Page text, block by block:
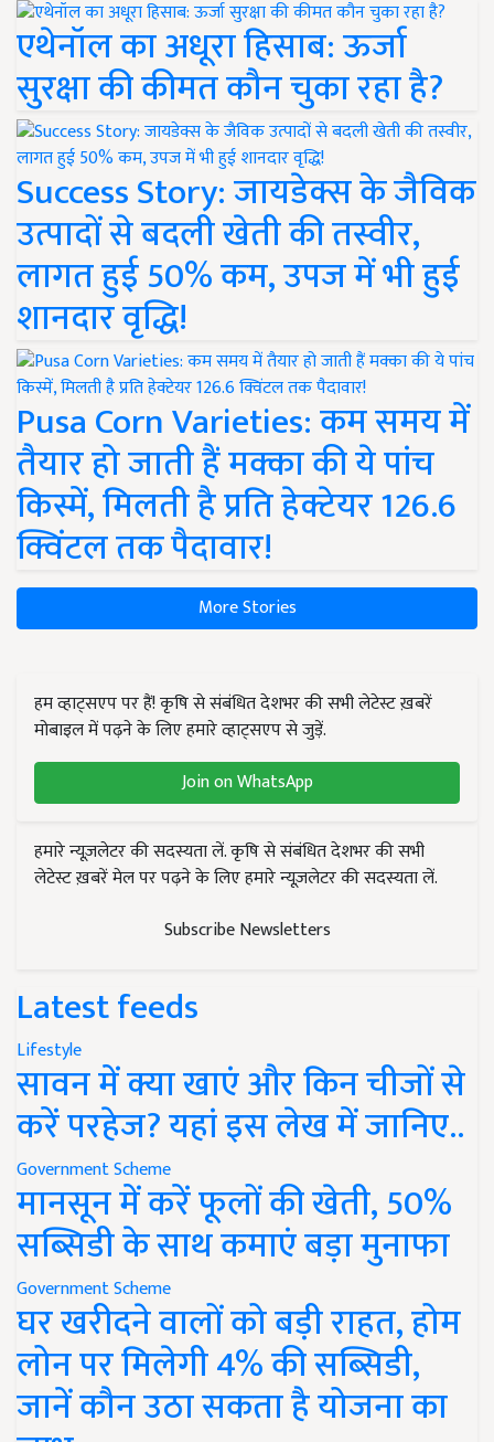
एथेनॉल का अधूरा हिसाब: ऊर्जा
सुरक्षा की कीमत कौन चुका रहा है?
Success Story: जायडेक्स के जैविक
उत्पादों से बदली खेती की तस्वीर,
लागत हुई 50% कम, उपज में भी हुई
शानदार वृद्धि!
Pusa Corn Varieties: कम समय में
तैयार हो जाती हैं मक्का की ये पांच
किस्में, मिलती है प्रति हेक्टेयर 126.6
क्विंटल तक पैदावार!
More Stories
हम व्हाट्सएप पर हैं! कृषि से संबंधित देशभर की सभी लेटेस्ट ख़बरें
मोबाइल में पढ़ने के लिए हमारे व्हाट्सएप से जुड़ें.
Join on WhatsApp
हमारे न्यूज़लेटर की सदस्यता लें. कृषि से संबंधित देशभर की सभी
लेटेस्ट ख़बरें मेल पर पढ़ने के लिए हमारे न्यूज़लेटर की सदस्यता लें.
Subscribe Newsletters
Latest feeds
Lifestyle
सावन में क्या खाएं और किन चीजों से
करें परहेज? यहां इस लेख में जानिए..
Government Scheme
मानसून में करें फूलों की खेती, 50%
सब्सिडी के साथ कमाएं बड़ा मुनाफा
Government Scheme
घर खरीदने वालों को बड़ी राहत, होम
लोन पर मिलेगी 4% की सब्सिडी,
जानें कौन उठा सकता है योजना का